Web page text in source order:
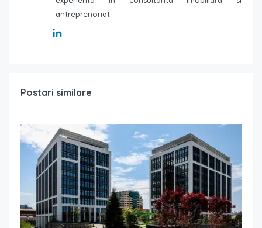
antreprenoriat.
Postari similare